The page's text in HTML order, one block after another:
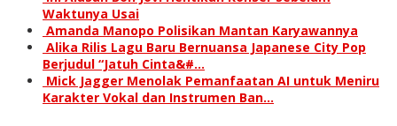
Waktunya Usai
Amanda Manopo Polisikan Mantan Karyawannya
Alika Rilis Lagu Baru Bernuansa Japanese City Pop
Berjudul “Jatuh Cinta&#…
Mick Jagger Menolak Pemanfaatan AI untuk Meniru
Karakter Vokal dan Instrumen Ban…